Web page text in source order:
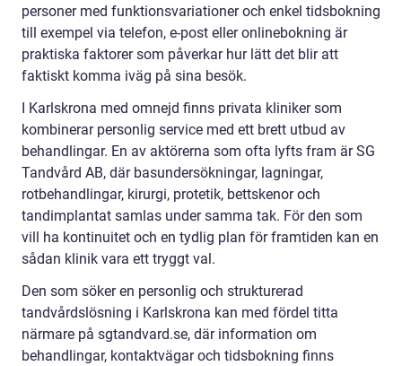
personer med funktionsvariationer och enkel tidsbokning
till exempel via telefon, e-post eller onlinebokning är
praktiska faktorer som påverkar hur lätt det blir att
faktiskt komma iväg på sina besök.
I Karlskrona med omnejd finns privata kliniker som
kombinerar personlig service med ett brett utbud av
behandlingar. En av aktörerna som ofta lyfts fram är SG
Tandvård AB, där basundersökningar, lagningar,
rotbehandlingar, kirurgi, protetik, bettskenor och
tandimplantat samlas under samma tak. För den som
vill ha kontinuitet och en tydlig plan för framtiden kan en
sådan klinik vara ett tryggt val.
Den som söker en personlig och strukturerad
tandvårdslösning i Karlskrona kan med fördel titta
närmare på sgtandvard.se, där information om
behandlingar, kontaktvägar och tidsbokning finns